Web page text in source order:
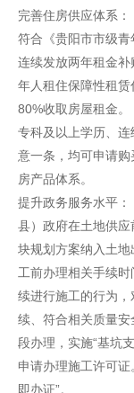
完善住房供应体系
符合《贵阳市市级
连续发放两年租金
年人租住保障性租
80%收取房屋租金
专科及以上学历、
意一条，均可申请
房产品体系。
提升政务服务水平：
县）政府在土地供
块规划方案纳入土
工前办理相关手续
续进行施工的行为
续、符合相关质量
段办理，实施“基坑
申请办理施工许可
即办证”。